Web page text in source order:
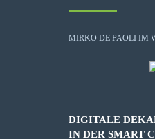
MIRKO DE PAOLI IM
DIGITALE
IN DER SMART